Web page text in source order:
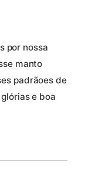
por nossa
manto
padrãoes de
e boa